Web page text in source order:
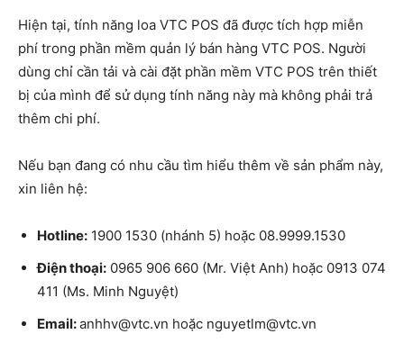
Hiện tại, tính năng loa VTC POS đã được tích hợp miễn
phí trong phần mềm quản lý bán hàng VTC POS. Người
dùng chỉ cần tải và cài đặt phần mềm VTC POS trên thiết
bị của mình để sử dụng tính năng này mà không phải trả
thêm chi phí.
Nếu bạn đang có nhu cầu tìm hiểu thêm về sản phẩm này,
xin liên hệ:
Hotline: 1900 1530 (nhánh 5) hoặc 08.9999.1530​
Điện thoại: 0965 906 660 (Mr. Việt Anh) hoặc 0913 074
411 (Ms. Minh Nguyệt)​
Email:anhhv@vtc.vn hoặc nguyetlm@vtc.vn​